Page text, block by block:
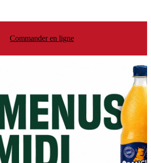
Commander en ligne